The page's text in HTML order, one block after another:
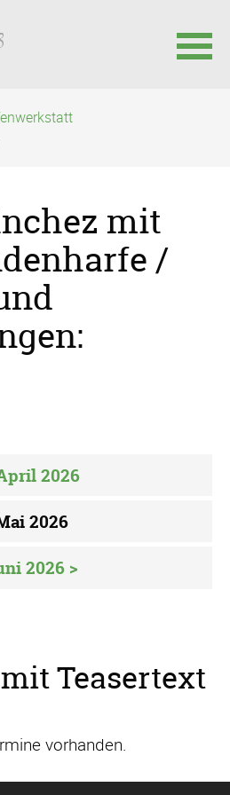
mit
/
2026
2026
2026 >
Teasertext
vorhanden.